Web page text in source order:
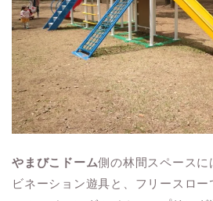
やまびこドーム側の林間スペース
ビネーション遊具と、フリースロ